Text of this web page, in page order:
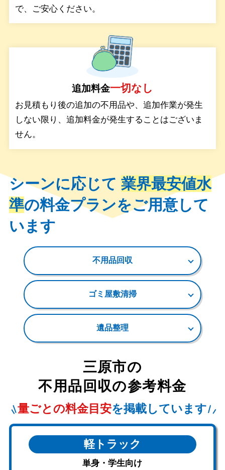
で、ご安心ください。
追加料金一切なし
お見積もり後の追加の不用品や、追加作業が発生
しない限り、追加料金が発生することはございま
せん。
シーンに応じて 業界最安値水
準の料金プランをご用意して
います
不用品回収
ゴミ屋敷清掃
遺品整理
三原市の
不用品回収の参考料金
量ごとの料金目安を掲載しています
軽トラック
単身・学生向け